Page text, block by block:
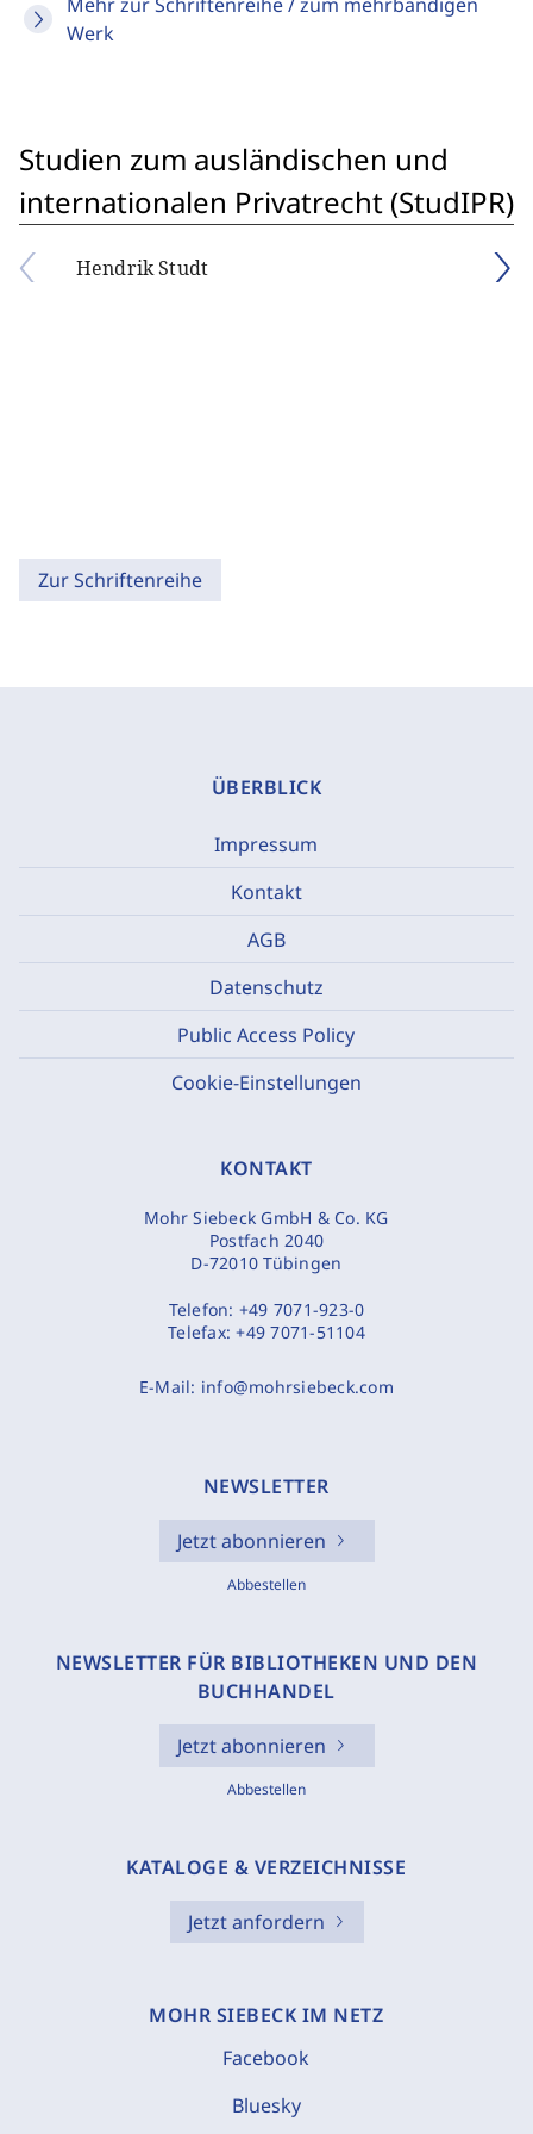
Werk
Studien zum ausländischen und
internationalen Privatrecht (StudIPR)
Hendrik Studt
Zur Schriftenreihe
ÜBERBLICK
Impressum
Kontakt
AGB
Datenschutz
Public Access Policy
Cookie-Einstellungen
KONTAKT
Mohr Siebeck GmbH & Co. KG
Postfach 2040
D-72010 Tübingen
Telefon: +49 7071-923-0
Telefax:+49 7071-51104
E-Mail: info@mohrsiebeck.com
NEWSLETTER
Jetzt abonnieren
Abbestellen
NEWSLETTER FÜR BIBLIOTHEKEN UND DEN
BUCHHANDEL
Jetzt abonnieren
Abbestellen
KATALOGE & VERZEICHNISSE
Jetzt anfordern
MOHR SIEBECK IM NETZ
Facebook
Bluesky